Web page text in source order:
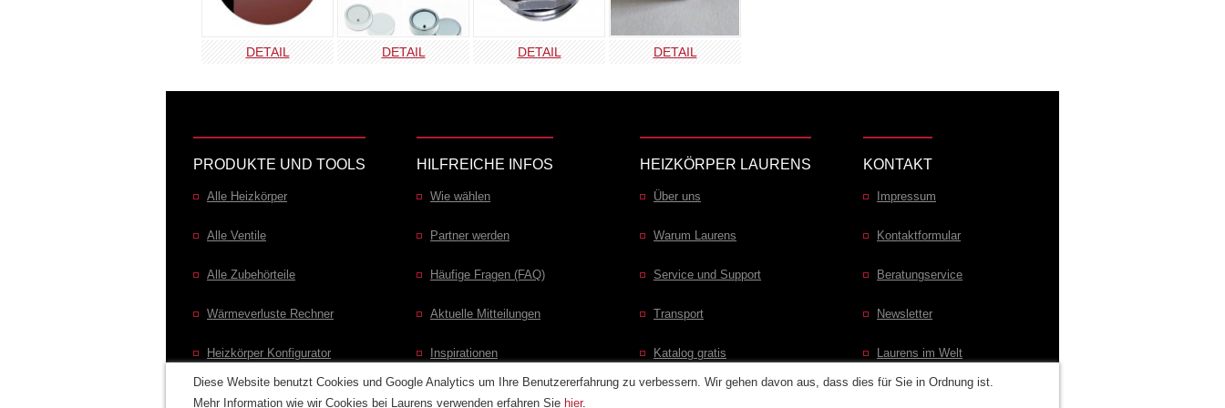
DETAIL DETAIL DETAIL DETAIL
PRODUKTE UND TOOLS
Alle Heizkörper
Alle Ventile
Alle Zubehörteile
Wärmeverluste Rechner
Heizkörper Konfigurator
HILFREICHE INFOS
Wie wählen
Partner werden
Häufige Fragen (FAQ)
Aktuelle Mitteilungen
Inspirationen
HEIZKÖRPER LAURENS
Über uns
Warum Laurens
Service und Support
Transport
Katalog gratis
KONTAKT
Impressum
Kontaktformular
Beratungservice
Newsletter
Laurens im Welt
Diese Website benutzt Cookies und Google Analytics um Ihre Benutzererfahrung zu verbessern. Wir gehen davon aus, dass dies für Sie in Ordnung ist.
Mehr Information wie wir Cookies bei Laurens verwenden erfahren Sie hier.